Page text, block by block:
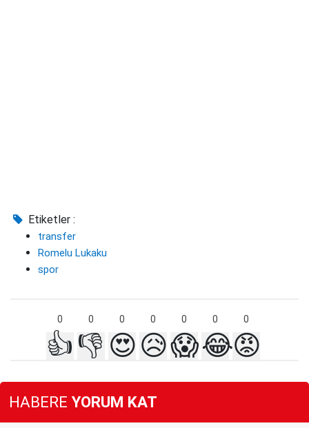
Etiketler :
transfer
Romelu Lukaku
spor
0 0 0 0 0 0 0
👍 👎 😍😥😱😂😡
HABERE YORUM KAT